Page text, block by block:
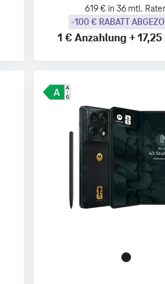
619 € in 36 mtl.
-100 € RABATT
1 €Anzahlung +